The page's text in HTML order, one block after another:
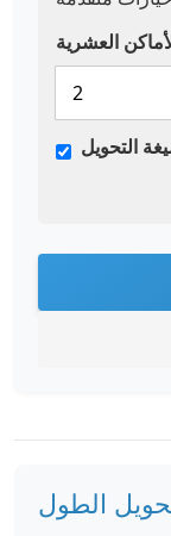
التحويل
الطول